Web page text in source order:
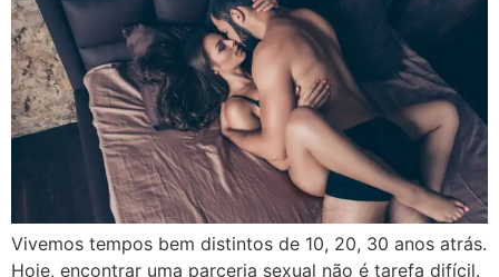
Vivemos tempos bem distintos de 10, 20, 30 anos atrás.
Hoje, encontrar uma parceria sexual não é tarefa difícil.